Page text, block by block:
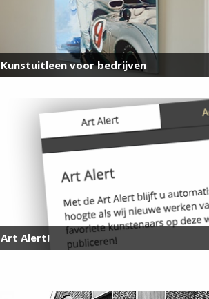
Kunstuitleen voor bedrijven
Art Alert!